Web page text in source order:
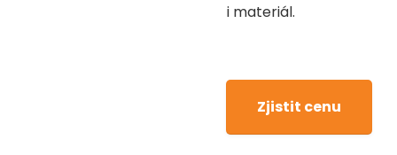
i materiál.
Zjistit cenu